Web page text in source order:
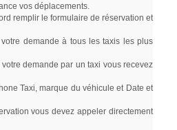
vos déplacements.
remplir le formulaire de réservation et
demande à tous les taxis les plus
demande par un taxi vous recevez
Taxi, marque du véhicule et Date et
vous devez appeler directement